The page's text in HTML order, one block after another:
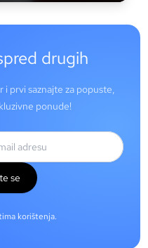
drugih
prvi saznajte za popuste,
ponude!
se
korištenja.